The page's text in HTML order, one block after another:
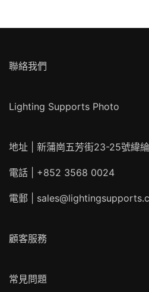
聯絡我們
Lighting Supports Photo
地址 | 新蒲崗五芳街23-25號緯
電話 | +852 3568 0024
電郵 |
顧客服務
常見問題